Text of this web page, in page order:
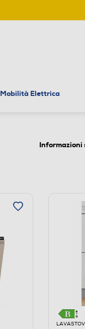
Mobilità Elettrica
Informazioni